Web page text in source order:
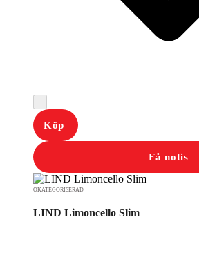
Köp
Få notis
OKATEGORISERAD
LIND Limoncello Slim